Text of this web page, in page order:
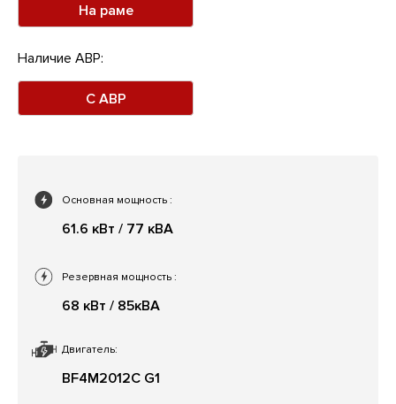
На раме
Наличие АВР:
С АВР
Основная мощность :
61.6 кВт / 77 кВА
Двигатель:
BF4M2012C G1
Резервная мощность :
68 кВт / 85кВА